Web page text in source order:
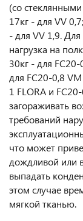
(со
17кг - для VV
- для VV 1,9.
нагрузка на
30кг - для
для FC20-0,8
1 FLORA и
загораживать
требований
что может
дождливой или
выпадать
этом случае
мягкой тканью.